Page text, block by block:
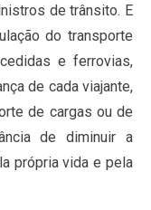
de trânsito. E
do transporte
e ferrovias,
de cada viajante,
de cargas ou de
de diminuir a
própria vida e pela